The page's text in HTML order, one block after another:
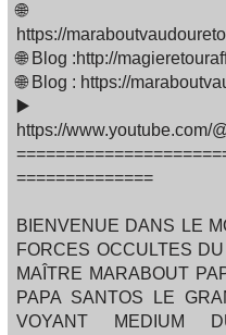
🌐
https://
🌐 Blog :http://
🌐 Blog : https://
▶️
https://www.youtube.com/
==============
BIENVENUE DANS LE
FORCES OCCULTES
MAÎTRE MARABOUT
PAPA SANTOS LE
VOYANT MEDIUM